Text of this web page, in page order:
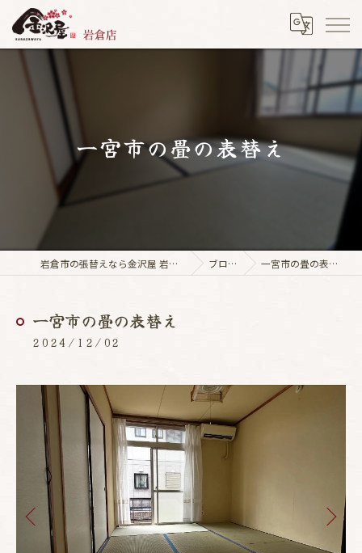
一宮市の畳の表替え
岩倉市の張替えなら金沢屋 岩倉店 ブログ 一宮市の畳の表替え
一宮市の畳の表替え
2024/12/02